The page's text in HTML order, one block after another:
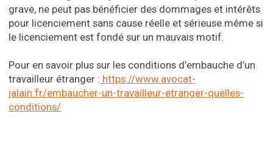
grave, ne peut pas bénéficier des dommages et intérêts
pour licenciement sans cause réelle et sérieuse même si
le licenciement est fondé sur un mauvais motif.
Pour en savoir plus sur les conditions d’embauche d’un
travailleur étranger : https://www.avocat-
jalain.fr/embaucher-un-travailleur-etranger-quelles-
conditions/